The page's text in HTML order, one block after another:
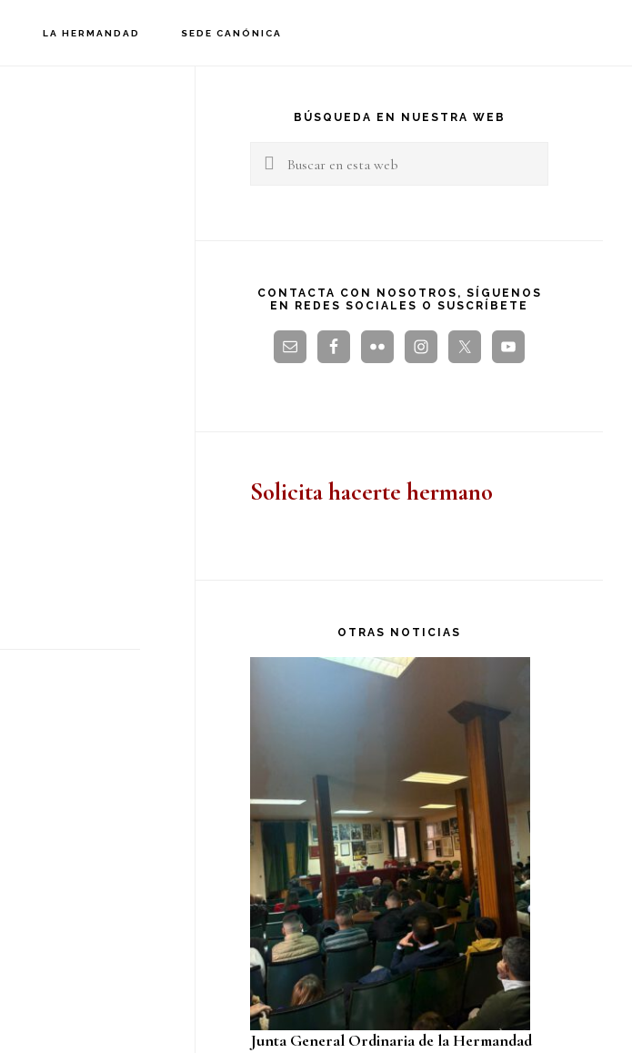
LA HERMANDAD SEDE CANÓNICA
principal
BÚSQUEDA EN NUESTRA WEB
Buscar
CONTACTA CON NOSOTROS, SÍGUENOS
EN REDES SOCIALES O SUSCRÍBETE
Solicita hacerte hermano
OTRAS NOTICIAS
Junta General Ordinaria de la Hermandad